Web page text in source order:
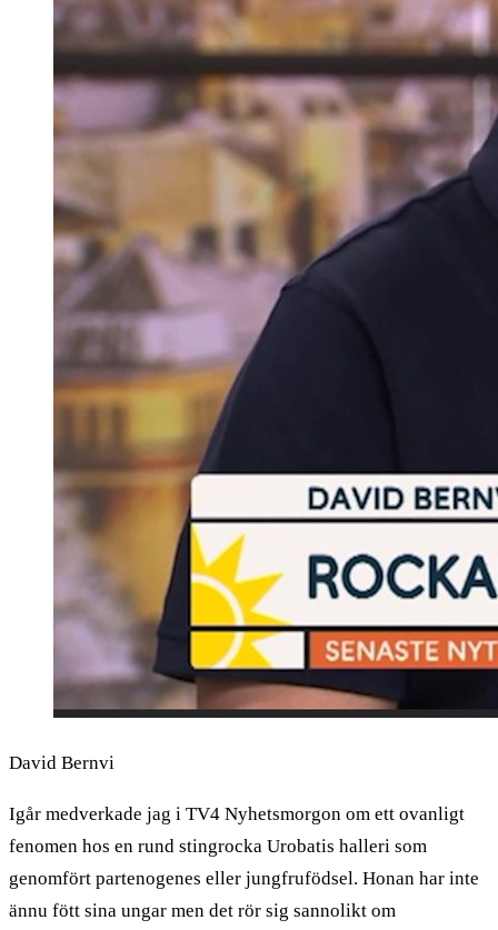
David Bernvi
Igår medverkade jag i TV4 Nyhetsmorgon om ett ovanligt
fenomen hos en rund stingrocka Urobatis halleri som
genomfört partenogenes eller jungfrufödsel. Honan har inte
ännu fött sina ungar men det rör sig sannolikt om